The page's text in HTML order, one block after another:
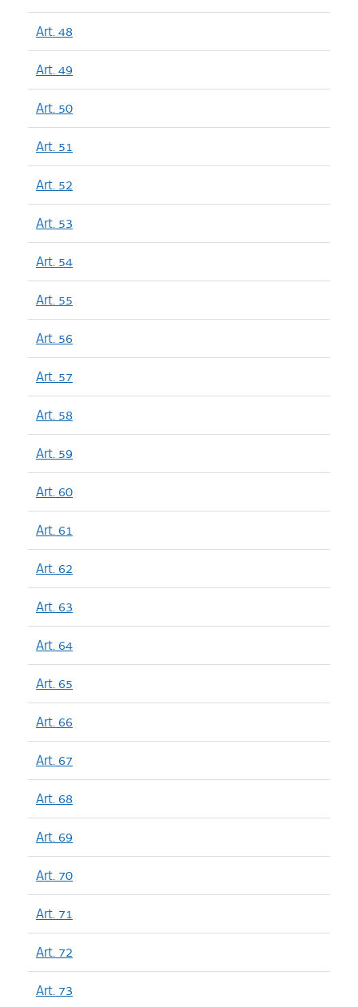
Art. 48
Art. 49
Art. 50
Art. 51
Art. 52
Art. 53
Art. 54
Art. 55
Art. 56
Art. 57
Art. 58
Art. 59
Art. 60
Art. 61
Art. 62
Art. 63
Art. 64
Art. 65
Art. 66
Art. 67
Art. 68
Art. 69
Art. 70
Art. 71
Art. 72
Art. 73